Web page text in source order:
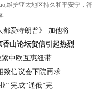
维护亚太地区持久和平安宁，符
爱特朗普》 加他将
山论坛贺信引起热烈
紧中欧互惠纽带
致信议会下院再求
” 完成“通俄”完